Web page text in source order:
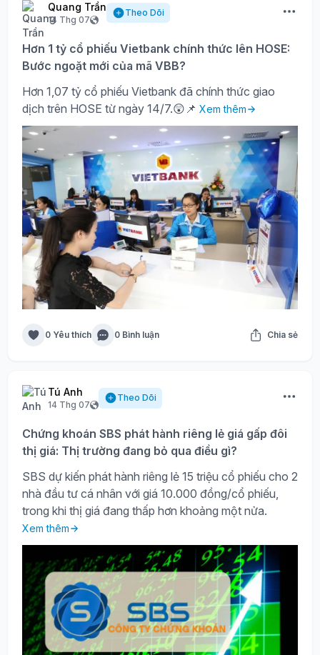
Quang Trần
14 Thg 07
Theo Dõi
Hơn 1 tỷ cổ phiếu Vietbank chính thức lên HOSE:
Bước ngoặt mới của mã VBB?
Hơn 1,07 tỷ cổ phiếu Vietbank đã chính thức giao
dịch trên HOSE từ ngày 14/7.😲📌 Xem thêm
0 Yêu thích 0 Bình luận Chia sẻ
Tú Anh
14 Thg 07
Theo Dõi
Chứng khoán SBS phát hành riêng lẻ giá gấp đôi
thị giá: Thị trường đang bỏ qua điều gì?
SBS dự kiến phát hành riêng lẻ 15 triệu cổ phiếu cho 2
nhà đầu tư cá nhân với giá 10.000 đồng/cổ phiếu,
trong khi thị giá đang thấp hơn khoảng một nửa.
Xem thêm